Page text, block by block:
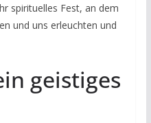
spirituelles Fest, an dem
und uns erleuchten und
geistiges